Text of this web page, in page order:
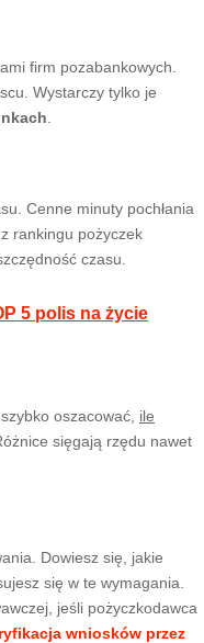
firm pozabankowych.
Wystarczy tylko je
Cenne minuty pochłania
rankingu pożyczek
czasu.
5 polis na życie
oszacować, ile
sięgają rzędu nawet
Dowiesz się, jakie
się w te wymagania.
jeśli pożyczkodawca
wniosków przez